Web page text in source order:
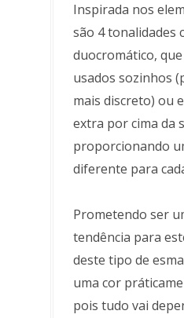
Inspirada nos
são 4 tonalidades
duocromático,
usados sozinhos
mais discreto) ou
extra por cima da
proporcionando
diferente para
Prometendo ser
tendência para
deste tipo de
uma cor
pois tudo vai